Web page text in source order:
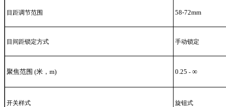
目距调节范围 58-72mm
目间距锁定方式 手动锁定
聚焦范围 (米，m) 0.25 - ∞
开关样式 旋钮式